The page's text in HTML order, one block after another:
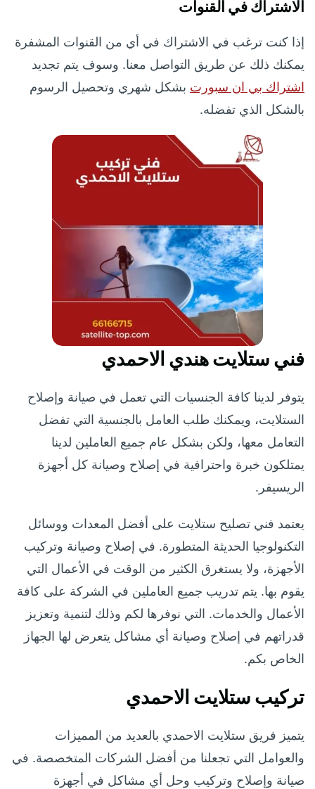
الاشتراك في القنوات
إذا كنت ترغب في الاشتراك في أي من القنوات المشفرة
يمكنك ذلك عن طريق التواصل معنا. وسوف يتم تجديد
اشتراك بي ان سبورت بشكل شهري وتحصيل الرسوم
بالشكل الذي تفضله.
فني ستلايت هندي الاحمدي
يتوفر لدينا كافة الجنسيات التي تعمل في صيانة وإصلاح
الستلايت، ويمكنك طلب العامل بالجنسية التي تفضل
التعامل معها، ولكن بشكل عام جميع العاملين لدينا
يمتلكون خبرة واحترافية في إصلاح وصيانة كل أجهزة
الريسيفر.
يعتمد فني تصليح ستلايت على أفضل المعدات ووسائل
التكنولوجيا الحديثة المتطورة. في إصلاح وصيانة وتركيب
الأجهزة، ولا يستغرق الكثير من الوقت في الأعمال التي
يقوم بها. يتم تدريب جميع العاملين في الشركة على كافة
الأعمال والخدمات. التي نوفرها لكم وذلك لتنمية وتعزيز
قدراتهم في إصلاح وصيانة أي مشاكل يتعرض لها الجهاز
الخاص بكم.
تركيب ستلايت الاحمدي
يتميز فريق ستلايت الاحمدي بالعديد من المميزات
والعوامل التي تجعلنا من أفضل الشركات المتخصصة. في
صيانة وإصلاح وتركيب وحل أي مشاكل في أجهزة